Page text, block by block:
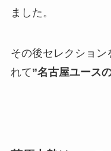
ました。
その後セレクショ
れて”名古屋ユース